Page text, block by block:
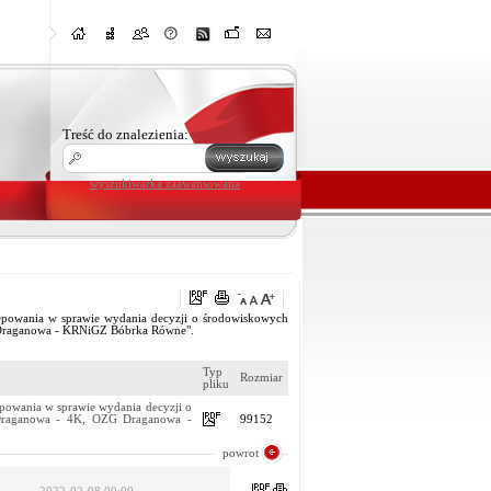
Treść do znalezienia:
wyszukiwarka zaawansowana
w sprawie wydania decyzji o środowiskowych
- KRNiGZ Bóbrka Równe".
Typ
pliku
Rozmiar
w sprawie wydania decyzji o
- 4K, OZG Draganowa -
99152
powrot